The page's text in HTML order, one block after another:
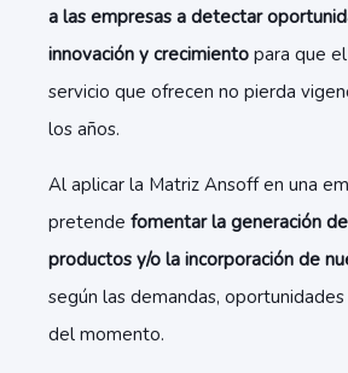
a las empresas a detectar
innovación y crecimiento para que
servicio que ofrecen no pierda
los años.
Al aplicar la Matriz Ansoff en una
pretende fomentar la generación
productos y/o la incorporación de
según las demandas,
del momento.